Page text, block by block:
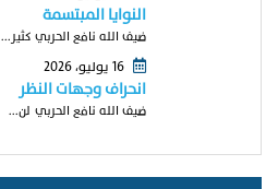
النوايا المبتسمة
ضيف الله نافع الحربي كثير...
16 يوليو، 2026
انحراف وجهات النظر
ضيف الله نافع الحربي لن...